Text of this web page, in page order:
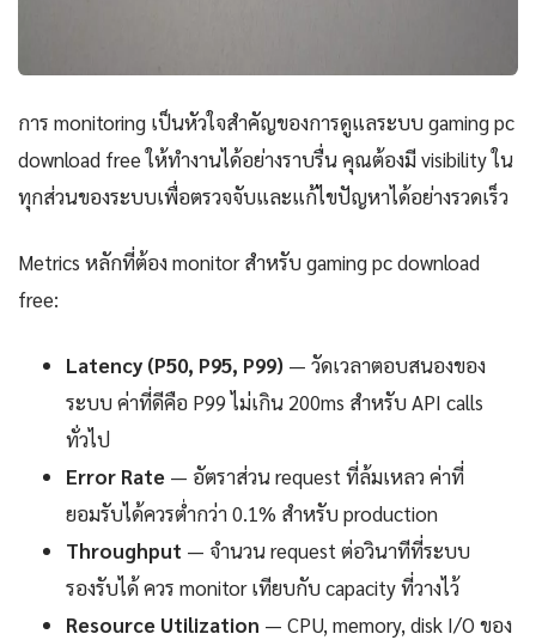
การ monitoring เป็นหัวใจสำคัญของการดูแลระบบ gaming pc
download free ให้ทำงานได้อย่างราบรื่น คุณต้องมี visibility ใน
ทุกส่วนของระบบเพื่อตรวจจับและแก้ไขปัญหาได้อย่างรวดเร็ว
Metrics หลักที่ต้อง monitor สำหรับ gaming pc download
free:
Latency (P50, P95, P99) — วัดเวลาตอบสนองของ
ระบบ ค่าที่ดีคือ P99 ไม่เกิน 200ms สำหรับ API calls
ทั่วไป
Error Rate — อัตราส่วน request ที่ล้มเหลว ค่าที่
ยอมรับได้ควรต่ำกว่า 0.1% สำหรับ production
Throughput — จำนวน request ต่อวินาทีที่ระบบ
รองรับได้ ควร monitor เทียบกับ capacity ที่วางไว้
Resource Utilization — CPU, memory, disk I/O ของ